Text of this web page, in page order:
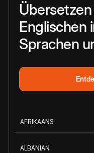
Englischen
Sprachen
AFRIKAANS
ALBANIAN